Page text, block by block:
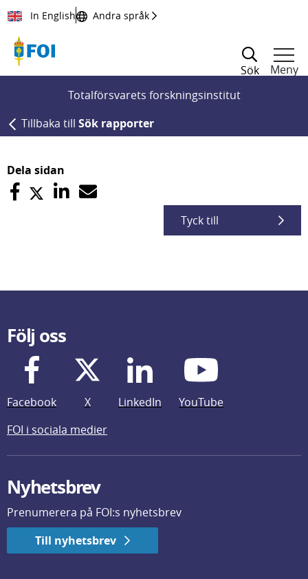
Till innehållet
In English Andra språk
Sök
Meny
Totalförsvarets forskningsinstitut
Tillbaka till Sök rapporter
Dela sidan
Tyck till
Följ oss
Facebook X LinkedIn
YouTube
FOI i sociala medier
Nyhetsbrev
Prenumerera på FOI:s nyhetsbrev
Till nyhetsbrev